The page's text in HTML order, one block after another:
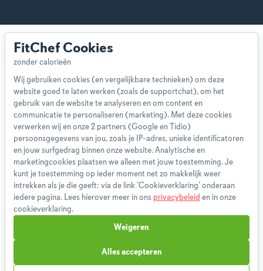
Over ons
Team
App
Blog
Disclaimer
Gebruikersvoorwaarden
Methodologie
Privacybeleid
Cookieverklaring
Betaalmethoden
Klachtenprocedure
FitChef Cookies
Wij gebruiken cookies (en vergelijkbare technieken) om deze
website goed te laten werken (zoals de supportchat), om het
gebruik van de website te analyseren en om content en
communicatie te personaliseren (marketing). Met deze cookies
verwerken wij en onze 2 partners (Google en Tidio)
persoonsgegevens van jou, zoals je IP-adres, unieke identificatoren
en jouw surfgedrag binnen onze website. Analytische en
marketingcookies plaatsen we alleen met jouw toestemming. Je
kunt je toestemming op ieder moment net zo makkelijk weer
intrekken als je die geeft: via de link ‘Cookieverklaring’ onderaan
iedere pagina. Lees hierover meer in ons privacybeleid en in onze
cookieverklaring.
Weigeren
Alles accepteren